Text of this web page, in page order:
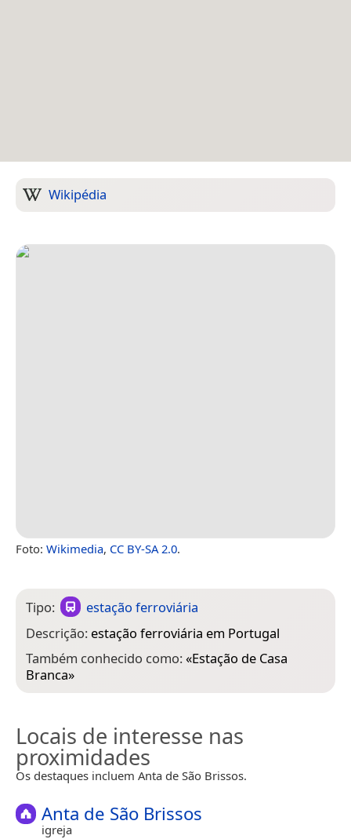
Wikipédia
Foto: Wikimedia, CC BY-SA 2.0.
Tipo:
estação ferroviária
Descrição: estação ferroviária em Portugal
Também conhecido como:«Estação de Casa
Branca»
Locais de interesse nas
proximidades
Os destaques incluem Anta de São Brissos.
Anta de São Brissos
igreja